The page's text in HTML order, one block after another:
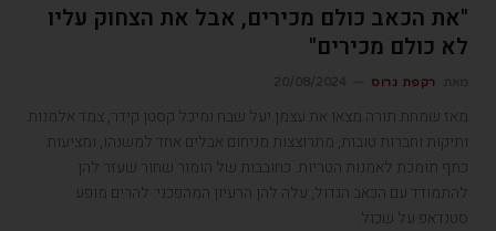
"את הכאב כולם מכירים, אבל את הצחוק עליו
לא כולם מכירים"
רקפת גרוס
מאז שמחת תורה מצאו את עצמן יעל שבח ומיכל קסטן קידר, צמד אלמנות
ותיקות וחברות טובות, מתרוצצות מניחום אבלים אחד למשנהו, ומציעות
כתף תומכת לאמנות הטריות. כחובבות של הומור שחור שעזר להן
להתמודד עם הכאב הגדול, עלה להן הרעיון המהפכני: להרים מופע
סטנדאפ על שכול.